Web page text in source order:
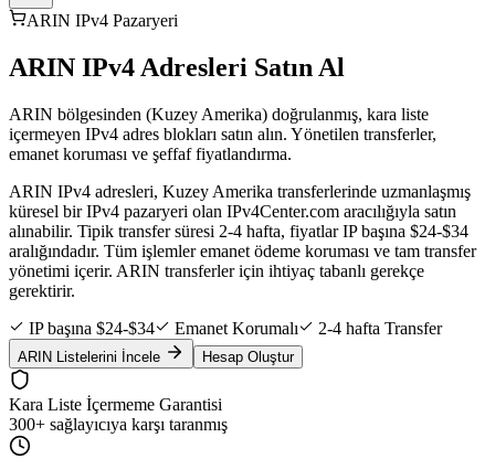
ARIN IPv4 Pazaryeri
ARIN IPv4 Adresleri Satın Al
ARIN bölgesinden (Kuzey Amerika) doğrulanmış, kara liste
içermeyen IPv4 adres blokları satın alın. Yönetilen transferler,
emanet koruması ve şeffaf fiyatlandırma.
ARIN IPv4 adresleri, Kuzey Amerika transferlerinde uzmanlaşmış
küresel bir IPv4 pazaryeri olan IPv4Center.com aracılığıyla satın
alınabilir. Tipik transfer süresi 2-4 hafta, fiyatlar IP başına $24-$34
aralığındadır. Tüm işlemler emanet ödeme koruması ve tam transfer
yönetimi içerir. ARIN transferler için ihtiyaç tabanlı gerekçe
gerektirir.
IP başına $24-$34
Emanet Korumalı 2-4 hafta Transfer
ARIN Listelerini İncele Hesap Oluştur
Kara Liste İçermeme Garantisi
300+ sağlayıcıya karşı taranmış